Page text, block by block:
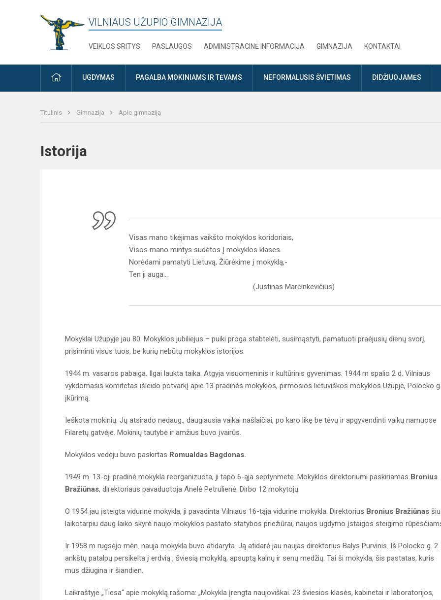
VILNIAUS UŽUPIO GIMNAZIJA
VEIKLOS SRITYS PASLAUGOS ADMINISTRACINĖ INFORMACIJA GIMNAZIJA KONTAKTAI
PRADŽIAUGDYMAS PAGALBA MOKINIAMS IR TĖVAMS NEFORMALUSIS ŠVIETIMAS DIDŽIUOJAMĖS
Titulinis Gimnazija Apie gimnaziją
Istorija
Visas mano tikėjimas vaikšto mokyklos koridoriais,
Visos mano mintys sudėtos Į mokyklos klases.
Norėdami pamatyti Lietuvą, Žiūrėkime į mokyklą,-
Ten ji auga...
(Justinas Marcinkevičius)
Mokyklai Užupyje jau 80. Mokyklos jubiliejus – puiki proga stabtelėti, susimąstyti, pamatuoti praėjusių dienų svorį,
prisiminti visus tuos, be kurių nebūtų mokyklos istorijos.
1944 m. vasaros pabaiga. Ilgai laukta taika. Atgyja visuomeninis ir kultūrinis gyvenimas. 1944 m spalio 2 d. Vilniaus
vykdomasis komitetas išleido potvarkį apie 13 pradinės mokyklos, pirmosios lietuviškos mokyklos Užupje, Polocko
įkūrimą.
Ieškota mokinių. Jų atsirado nedaug., daugiausia vaikai našlaičiai, po karo likę be tėvų ir apgyvendinti vaikų namuose
Filaretų gatvėje. Mokinių tautybė ir amžius buvo įvairūs.
Mokyklos vedėju buvo paskirtas Romualdas Bagdonas.
1949 m. 13-oji pradinė mokykla reorganizuota, ji tapo 6-ąja septynmete. Mokyklos direktoriumi paskiriamas Bronius
Bražiūnas, direktoriaus pavaduotoja Anelė Petrulienė. Dirbo 12 mokytojų.
O 1954 jau įsteigta vidurinė mokykla, ji pavadinta Vilniaus 16-tąja vidurine mokykla. Direktorius Bronius Bražiūnas
laikotarpiu daug laiko skyrė naujo mokyklos pastato statybos priežiūrai, naujos ugdymo įstaigos steigimo
Ir 1958 m rugsėjo mėn. nauja mokykla buvo atidaryta. Ją atidarė jau naujas direktorius Balys Purvinis. Iš Polocko g. 2
ankštų patalpų persikelta į erdvią , šviesią mokyklą, apsuptą kalnų ir senų medžių. Tai ši mokykla, šis pastatas, kuris
mus džiugina ir šiandien.
Laikraštyje „Tiesa“ apie mokyklą rašoma: „Mokykla įrengta naujoviškai. 23 šviesios klasės, kabinetai ir laboratorijos,